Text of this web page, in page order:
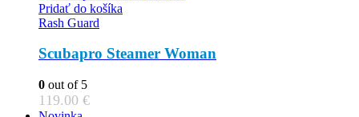
Pridať do košíka
Rash Guard
Scubapro Steamer Woman
0 out of 5
119.00 €